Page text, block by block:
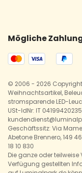
Mögliche
© 2006 - 2026
Weihnachtsartikel,
stromsparende LED-
USt-IdNr: IT
Geschäftssitz: Via
Abetone Brennero, 149
18 10 830
Die ganze oder
Verfügung gestellten